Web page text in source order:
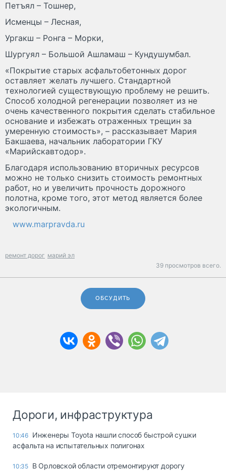
Петъял – Тошнер,
Исменцы – Лесная,
Ургакш – Ронга – Морки,
Шургуял – Большой Ашламаш – Кундушумбал.
«Покрытие старых асфальтобетонных дорог
оставляет желать лучшего. Стандартной
технологией существующую проблему не решить.
Способ холодной регенерации позволяет из не
очень качественного покрытия сделать стабильное
основание и избежать отраженных трещин за
умеренную стоимость», – рассказывает Мария
Бакшаева, начальник лаборатории ГКУ
«Марийскавтодор».
Благодаря использованию вторичных ресурсов
можно не только снизить стоимость ремонтных
работ, но и увеличить прочность дорожного
полотна, кроме того, этот метод является более
экологичным.
www.marpravda.ru
ремонт дорог марий эл
39 просмотров всего.
ОБСУДИТЬ
Дороги, инфраструктура
10:46 Инженеры Toyota нашли способ быстрой сушки
асфальта на испытательных полигонах
10:35 В Орловской области отремонтируют дорогу